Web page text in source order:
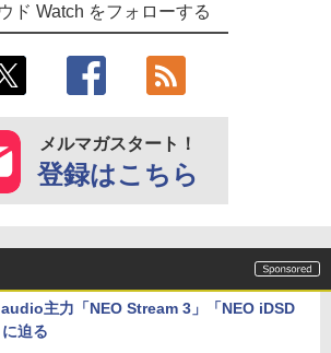
ド Watch をフォローする
メルマガスタート！
登録はこちら
主力「NEO Stream 3」「NEO iDSD
迫る